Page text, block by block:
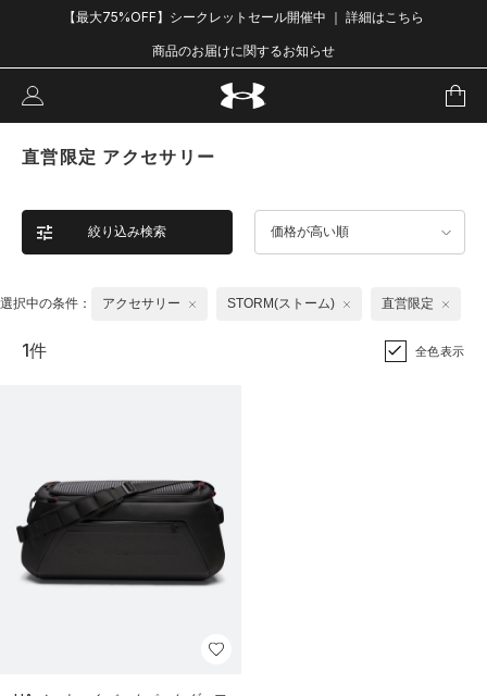
【最大75%OFF】シークレットセール開催中 ｜ 詳細はこちら
商品のお届けに関するお知らせ
直営限定 アクセサリー
絞り込み検索 価格が高い順
選択中の条件： アクセサリー STORM(ストーム) 直営限定
1件 全色表示